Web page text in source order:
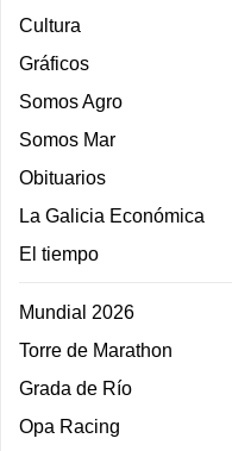
Cultura
Gráficos
Somos Agro
Somos Mar
Obituarios
La Galicia Económica
El tiempo
Mundial 2026
Torre de Marathon
Grada de Río
Opa Racing